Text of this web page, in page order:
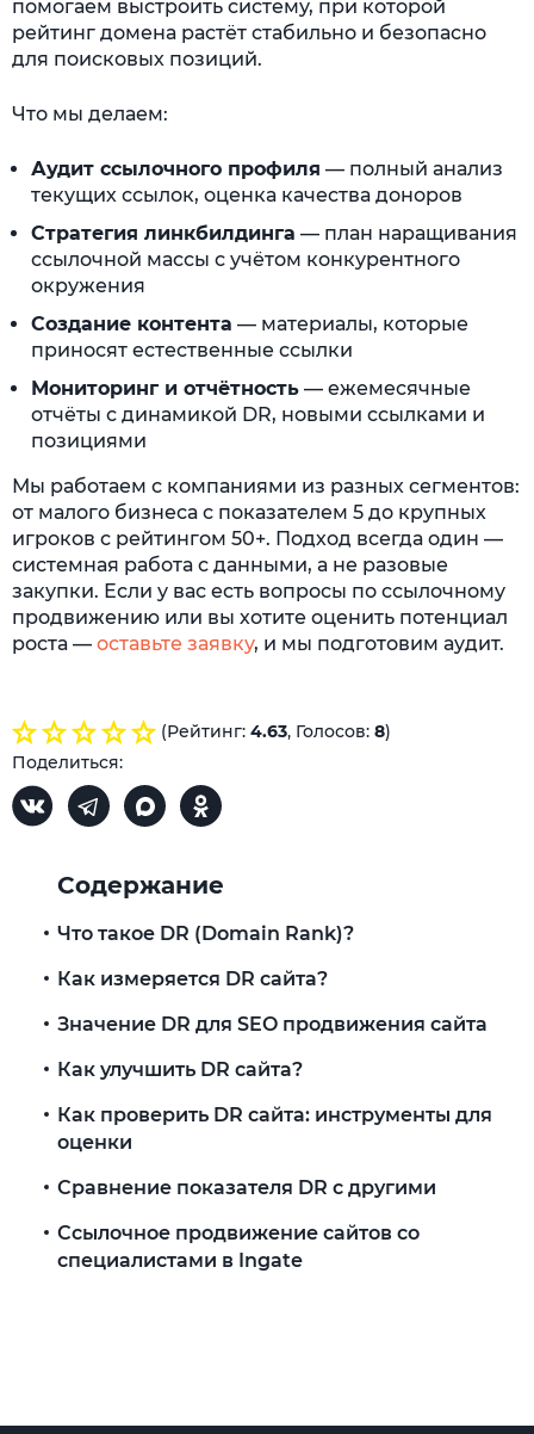
помогаем выстроить систему, при которой
рейтинг домена растёт стабильно и безопасно
для поисковых позиций.
Что мы делаем:
Аудит ссылочного профиля — полный анализ
текущих ссылок, оценка качества доноров
Стратегия линкбилдинга — план наращивания
ссылочной массы с учётом конкурентного
окружения
Создание контента — материалы, которые
приносят естественные ссылки
Мониторинг и отчётность — ежемесячные
отчёты с динамикой DR, новыми ссылками и
позициями
Мы работаем с компаниями из разных сегментов:
от малого бизнеса с показателем 5 до крупных
игроков с рейтингом 50+. Подход всегда один —
системная работа с данными, а не разовые
закупки. Если у вас есть вопросы по ссылочному
продвижению или вы хотите оценить потенциал
роста — оставьте заявку, и мы подготовим аудит.
(Рейтинг: 4.63, Голосов: 8)
Поделиться:
Содержание
Что такое DR (Domain Rank)?
Как измеряется DR сайта?
Значение DR для SEO продвижения сайта
Как улучшить DR сайта?
Как проверить DR сайта: инструменты для
оценки
Сравнение показателя DR с другими
Ссылочное продвижение сайтов со
специалистами в Ingate